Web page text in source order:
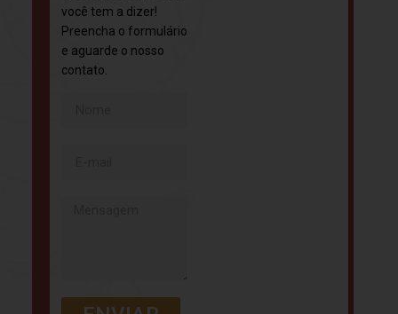
você tem a dizer!
Preencha o formulário
e aguarde o nosso
contato.